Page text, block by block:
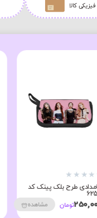
کالا
★
★
★
★
طرح بلک پینک کد
تومان مشاهده